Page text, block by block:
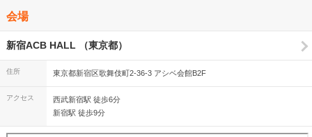
会場
新宿ACB HALL （東京都）
住所 東京都新宿区歌舞伎町2-36-3 アシベ会館B2F
アクセス
西武新宿駅 徒歩6分
新宿駅 徒歩9分